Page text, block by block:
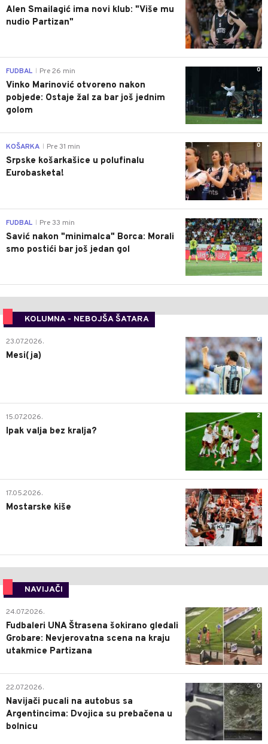
Alen Smailagić ima novi klub: "Više mu
nudio Partizan"
0
FUDBAL Pre 26 min
Vinko Marinović otvoreno nakon
pobjede: Ostaje žal za bar još jednim
golom
0
KOŠARKA Pre 31 min
Srpske košarkašice u polufinalu
Eurobasketa!
0
FUDBAL Pre 33 min
Savić nakon "minimalca" Borca: Morali
smo postići bar još jedan gol
KOLUMNA - NEBOJŠA ŠATARA
0
23.07.2026.
Mesi(ja)
2
15.07.2026.
Ipak valja bez kralja?
0
17.05.2026.
Mostarske kiše
NAVIJAČI
0
24.07.2026.
Fudbaleri UNA Štrasena šokirano gledali
Grobare: Nevjerovatna scena na kraju
utakmice Partizana
0
22.07.2026.
Navijači pucali na autobus sa
Argentincima: Dvojica su prebačena u
bolnicu